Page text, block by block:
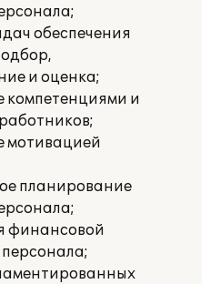
обеспечения
и оценка;
компетенциями и
мотивацией
планирование
финансовой